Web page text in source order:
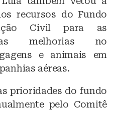
recursos do Fundo
Civil para as
melhorias no
e animais em
aéreas.
prioridades do fundo
pelo Comitê